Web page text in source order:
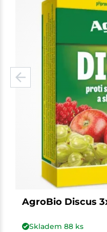
AgroBio Discus
Skladem 88ks